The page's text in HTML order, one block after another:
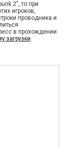
2", то при
игроков,
проводника и
в прохождении
загрузки.